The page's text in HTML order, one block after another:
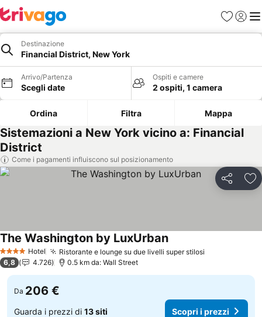
PreferitiAccedi
Destinazione
Financial District, New York
Arrivo/Partenza
Scegli date
Ospiti e camere
2 ospiti, 1 camera
Ordina Filtra Mappa
Sistemazioni a New York vicino a: Financial
District
Come i pagamenti influiscono sul posizionamento
Condividi
4 Stelle Hotel Ristorante e lounge su due livelli super stilosi
The Washington by LuxUrban
6,8 4.726 0.5 km da: Wall Street
Da 206 €
Guarda i prezzi di 13 siti Scopri i prezzi